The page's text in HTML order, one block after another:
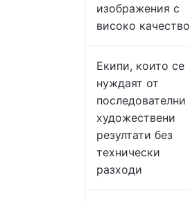
изображения с
високо качество
Екипи, които се
нуждаят от
последователни
художествени
резултати без
технически
разходи